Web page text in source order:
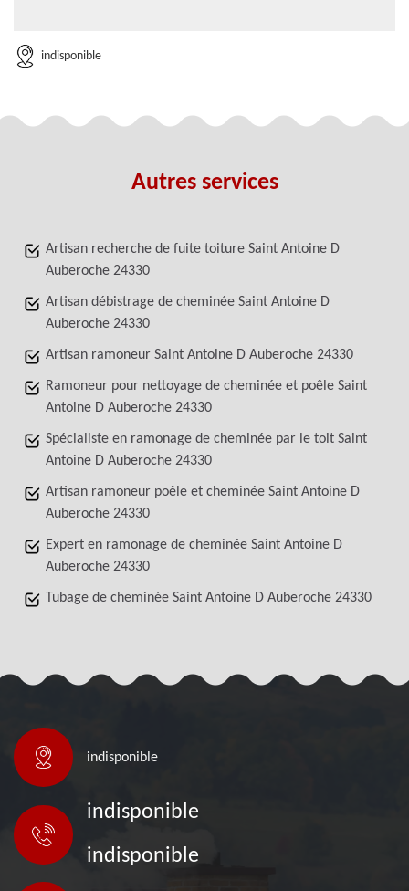
indisponible
Autres services
Artisan recherche de fuite toiture Saint Antoine D
Auberoche 24330
Artisan débistrage de cheminée Saint Antoine D
Auberoche 24330
Artisan ramoneur Saint Antoine D Auberoche 24330
Ramoneur pour nettoyage de cheminée et poêle Saint
Antoine D Auberoche 24330
Spécialiste en ramonage de cheminée par le toit Saint
Antoine D Auberoche 24330
Artisan ramoneur poêle et cheminée Saint Antoine D
Auberoche 24330
Expert en ramonage de cheminée Saint Antoine D
Auberoche 24330
Tubage de cheminée Saint Antoine D Auberoche 24330
indisponible
indisponible
indisponible